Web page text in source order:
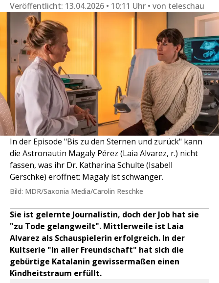
Veröffentlicht: 13.04.2026 • 10:11 Uhr von teleschau
In der Episode "Bis zu den Sternen und zurück" kann
die Astronautin Magaly Pérez (Laia Alvarez, r.) nicht
fassen, was ihr Dr. Katharina Schulte (Isabell
Gerschke) eröffnet: Magaly ist schwanger.
Bild: MDR/Saxonia Media/Carolin Reschke
Sie ist gelernte Journalistin, doch der Job hat sie
"zu Tode gelangweilt". Mittlerweile ist Laia
Alvarez als Schauspielerin erfolgreich. In der
Kultserie "In aller Freundschaft" hat sich die
gebürtige Katalanin gewissermaßen einen
Kindheitstraum erfüllt.